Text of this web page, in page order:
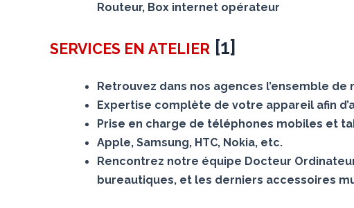
Routeur, Box internet opérateur
SERVICES EN ATELIER [1]
Retrouvez dans nos agences l’ensemble
Expertise complète de votre appareil afin
Prise en charge de téléphones mobiles et
Apple, Samsung, HTC, Nokia, etc.
Rencontrez notre équipe Docteur
bureautiques, et les derniers accessoires